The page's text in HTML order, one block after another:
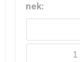
nek:
1